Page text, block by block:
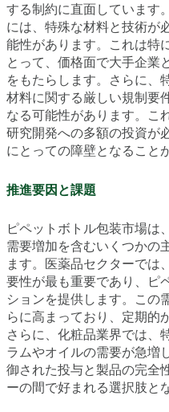
する制約に直面しています
には、特殊な材料と技術が
能性があります。これは特
とって、価格面で大手企業
をもたらします。さらに、
材料に関する厳しい規制要
なる可能性があります。こ
研究開発への多額の投資が
にとっての障壁となること
推進要因と課題
ピペットボトル包装市場は
需要増加を含むいくつかの
ます。医薬品セクターでは
要性が最も重要であり、ピ
ションを提供します。この
らに高まっており、定期的
さらに、化粧品業界では、
ラムやオイルの需要が急増
御された投与と製品の完全
ーの間で好まれる選択肢と